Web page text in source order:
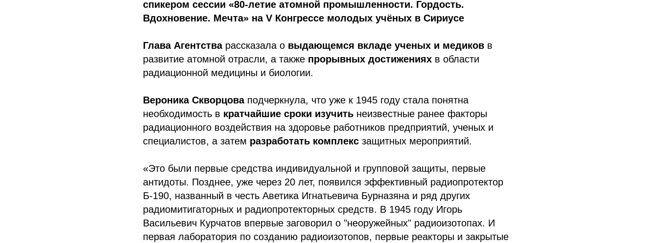
спикером сессии «80-летие атомной промышленности. Гордость.
Вдохновение. Мечта» на V Конгрессе молодых учёных в Сириусе
Глава Агентстварассказала о выдающемся вкладе ученых и медиков в
развитие атомной отрасли, а также прорывных достижениях в области
радиационной медицины и биологии.
Вероника Скворцоваподчеркнула, что уже к 1945 году стала понятна
необходимость в кратчайшие сроки изучить неизвестные ранее факторы
радиационного воздействия на здоровье работников предприятий, ученых и
специалистов, а затем разработать комплекс защитных мероприятий.
«Это были первые средства индивидуальной и групповой защиты, первые
антидоты. Позднее, уже через 20 лет, появился эффективный радиопротектор
Б-190, названный в честь Аветика Игнатьевича Бурназяна и ряд других
радиомитигаторных и радиопротекторных средств. В 1945 году Игорь
Васильевич Курчатов впервые заговорил о "неоружейных" радиоизотопах. И
первая лаборатория по созданию радиоизотопов, первые реакторы и закрытые